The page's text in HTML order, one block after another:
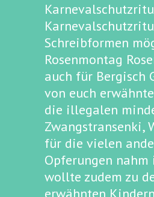
Schreibformen
Rosenmontag
auch für Bergisch
von euch
die illegalen
Zwangstransenki,
für die vielen
Opferungen
wollte zudem zu
erwähnten